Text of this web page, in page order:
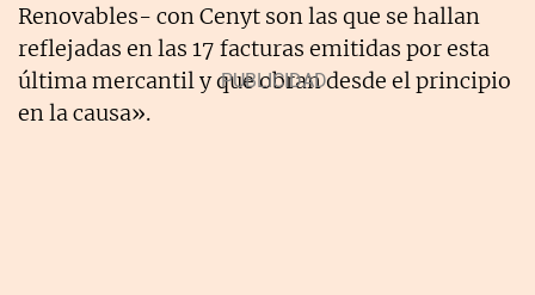
Renovables- con Cenyt son las que se hallan
reflejadas en las 17 facturas emitidas por esta
última mercantil y que obran desde el principio
en la causa».